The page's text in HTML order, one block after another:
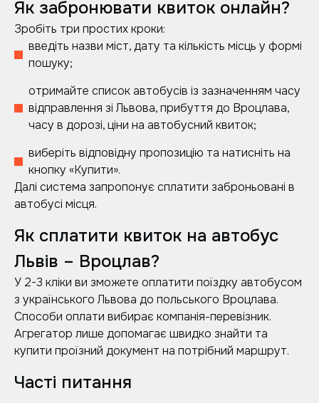
Як забронювати квиток онлайн?
Зробіть три простих кроки:
введіть назви міст, дату та кількість місць у формі
пошуку;
отримайте список автобусів із зазначенням часу
відправлення зі Львова, прибуття до Вроцлава,
часу в дорозі, ціни на автобусний квиток;
виберіть відповідну пропозицію та натисніть на
кнопку «Купити».
Далі система запропонує сплатити заброньовані в
автобусі місця.
Як сплатити квиток на автобус
Львів – Вроцлав?
У 2-3 кліки ви зможете оплатити поїздку автобусом
з українського Львова до польського Вроцлава.
Способи оплати вибирає компанія-перевізник.
Агрегатор лише допомагає швидко знайти та
купити проїзний документ на потрібний маршрут.
Часті питання